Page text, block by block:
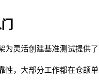
为灵活创建基准测试提供了
性，大部分工作都在仓颉